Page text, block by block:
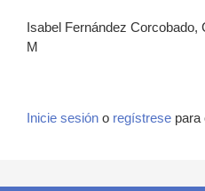
Isabel Fernández Corcobado,
M
Inicie sesión o regístrese para